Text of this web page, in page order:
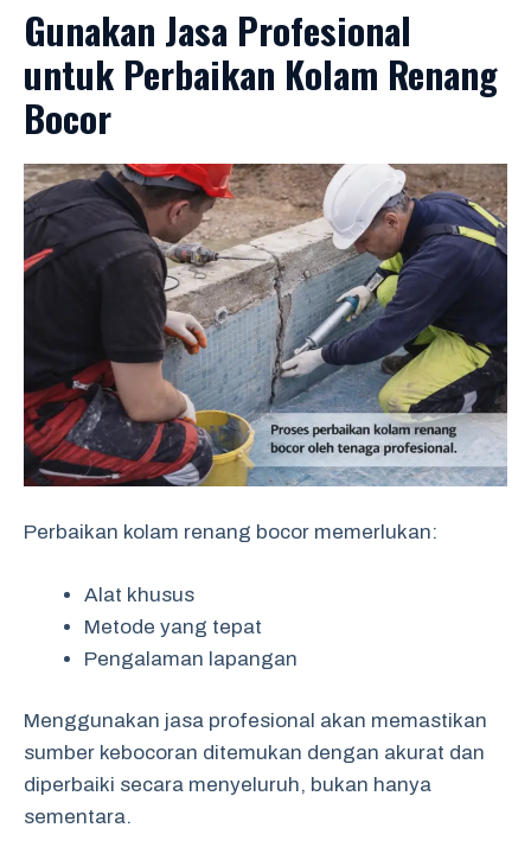
Gunakan Jasa Profesional
untuk Perbaikan Kolam Renang
Bocor
Perbaikan kolam renang bocor memerlukan:
Alat khusus
Metode yang tepat
Pengalaman lapangan
Menggunakan jasa profesional akan memastikan
sumber kebocoran ditemukan dengan akurat dan
diperbaiki secara menyeluruh, bukan hanya
sementara.